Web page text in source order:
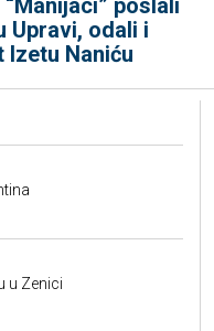
poslali
Upravi, odali i
Izetu Naniću
u Zenici